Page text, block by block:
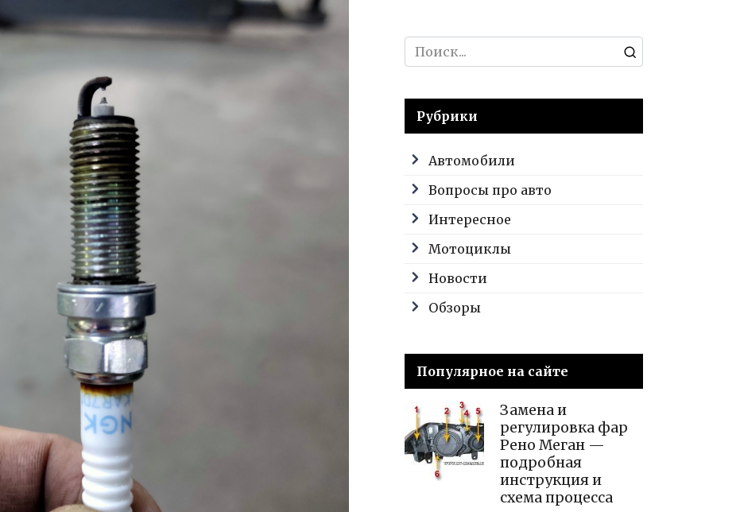
Search
for:
Рубрики
Автомобили
Вопросы про авто
Интересное
Мотоциклы
Новости
Обзоры
Популярное на сайте
Замена и
регулировка фар
Рено Меган —
подробная
инструкция и
схема процесса